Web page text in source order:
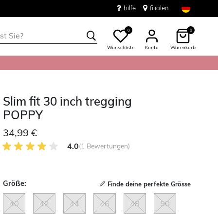
hilfe filialen
0
Wunschliste Konto
0
Warenkorb
Slim fit 30 inch tregging
POPPY
34,99 €
4.0 von 5 Kundenrezensionen
4.0(1 Bewertungen)
Größe: Finde deine perfekte Grösse
40 42 44 46 48 50